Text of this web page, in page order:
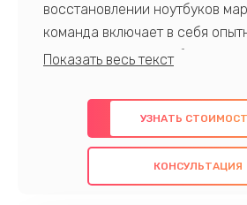
восстановлении ноутбуков
команда включает в себя
профессионалов с обширными
предлагаем быстрый и
использованием
также гарантируем качество
проведенных работ. Наша цель
УЗНАТЬ
КОНСУЛЬТАЦИЯ